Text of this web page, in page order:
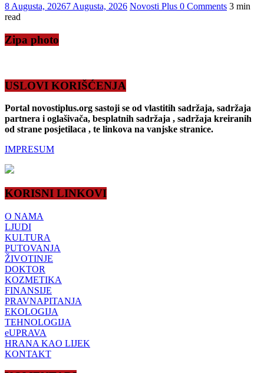
8 Augusta, 20267 Augusta, 2026 Novosti Plus 0 Comments 3 min
read
Zipa photo
USLOVI KORIŠĆENJA
Portal novostiplus.org sastoji se od vlastitih sadržaja, sadržaja
partnera i oglašivača, besplatnih sadržaja , sadržaja kreiranih
od strane posjetilaca , te linkova na vanjske stranice.
IMPRESUM
KORISNI LINKOVI
O NAMA
LJUDI
KULTURA
PUTOVANJA
ŽIVOTINJE
DOKTOR
KOZMETIKA
FINANSIJE
PRAVNAPITANJA
EKOLOGIJA
TEHNOLOGIJA
eUPRAVA
HRANA KAO LIJEK
KONTAKT